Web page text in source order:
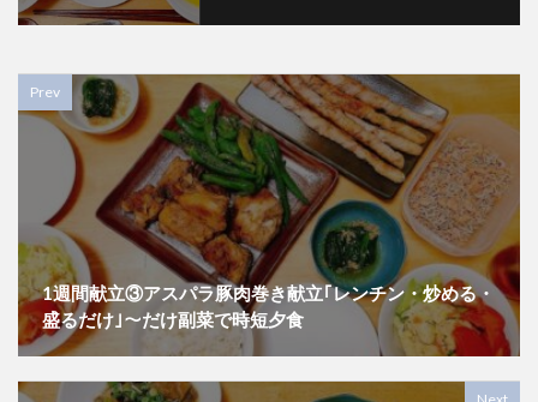
Prev
1週間献立③アスパラ豚肉巻き献立｢レンチン・炒める・
盛るだけ｣～だけ副菜で時短夕食